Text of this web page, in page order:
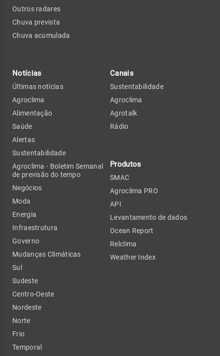
Outros radares
Chuva prevista
Chuva acumulada
Notícias
Últimas notícias
Agroclima
Alimentação
Saúde
Alertas
Sustentabilidade
Agroclima - Boletim Semanal
de previsão do tempo
Negócios
Moda
Energia
Infraestrutura
Governo
Mudanças Climáticas
Sul
Sudeste
Centro-Oeste
Nordeste
Norte
Frio
Temporal
Canais
Sustentabilidade
Agroclima
Agrotalk
Rádio
Produtos
SMAC
Agroclima PRO
API
Levantamento de dados
Ocean Report
Relclima
Weather Index